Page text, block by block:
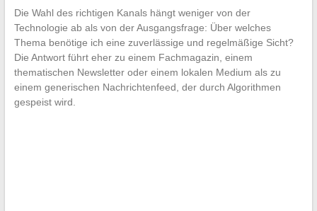
Die Wahl des richtigen Kanals hängt weniger von der
Technologie ab als von der Ausgangsfrage: Über welches
Thema benötige ich eine zuverlässige und regelmäßige Sicht?
Die Antwort führt eher zu einem Fachmagazin, einem
thematischen Newsletter oder einem lokalen Medium als zu
einem generischen Nachrichtenfeed, der durch Algorithmen
gespeist wird.